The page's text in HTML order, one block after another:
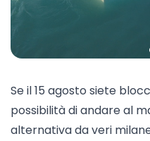
Se il 15 agosto siete
possibilità di andare al
alternativa da veri